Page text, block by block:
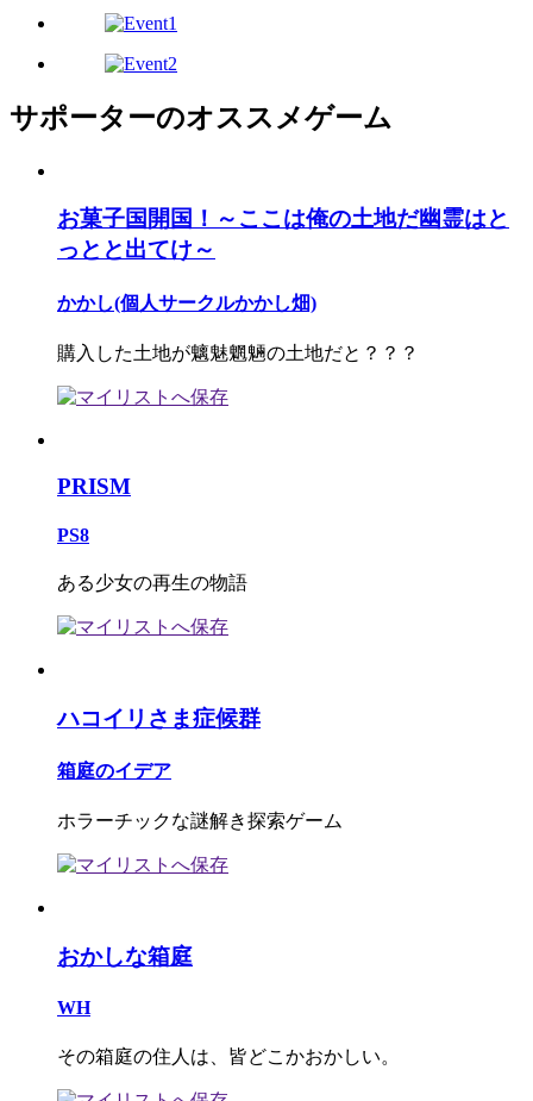
サポーターのオススメゲーム
お菓子国開国！～ここは俺の土地だ幽霊はと
っとと出てけ～
かかし(個人サークルかかし畑)
購入した土地が魑魅魍魎の土地だと？？？
PRISM
PS8
ある少女の再生の物語
ハコイリさま症候群
箱庭のイデア
ホラーチックな謎解き探索ゲーム
おかしな箱庭
WH
その箱庭の住人は、皆どこかおかしい。